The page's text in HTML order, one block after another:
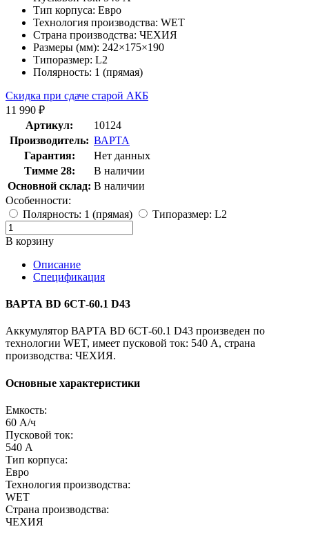
Тип корпуса: Евро
Технология производства: WET
Страна производства: ЧЕХИЯ
Размеры (мм): 242×175×190
Типоразмер: L2
Полярность: 1 (прямая)
Скидка при сдаче старой АКБ
11 990 ₽
Артикул:
10124
Производитель: ВАРТА
Гарантия:
Нет данных
Тимме 28:
В наличии
Основной склад: В наличии
Особенности:
Полярность: 1 (прямая)
Типоразмер: L2
В корзину
Описание
Спецификация
ВАРТА BD 6СТ-60.1 D43
Аккумулятор ВАРТА BD 6СТ-60.1 D43 произведен по
технологии WET, имеет пусковой ток: 540 A, страна
производства: ЧЕХИЯ.
Основные характеристики
Емкость:
60 А/ч
Пусковой ток:
540 А
Тип корпуса:
Евро
Технология производства:
WET
Страна производства:
ЧЕХИЯ